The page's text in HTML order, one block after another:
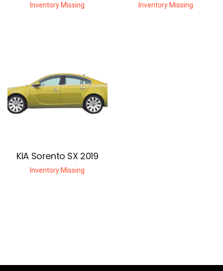
Inventory Missing Inventory Missing
KIA Sorento SX 2019
Inventory Missing